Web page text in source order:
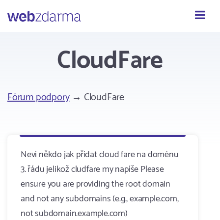
Webzdarma
CloudFare
Fórum podpory→ CloudFare
Neví někdo jak přidat cloud fare na doménu
3. řádu jelikož cludfare my napíše Please
ensure you are providing the root domain
and not any subdomains (e.g., example.com,
not subdomain.example.com)